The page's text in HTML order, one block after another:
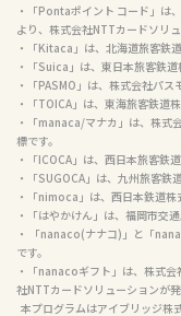
・「Pontaポイント コード」は
より、株式会社NTTカードソリ
・「Kitaca」は、北海道旅客鉄
・「Suica」は、東日本旅客鉄道
・「PASMO」は、株式会社パス
・「TOICA」は、東海旅客鉄道
・「manaca/マナカ」は、株式
標です。
・「ICOCA」は、西日本旅客鉄
・「SUGOCA」は、九州旅客鉄
・「nimoca」は、西日本鉄道株
・「はやかけん」は、福岡市交
・ 「nanaco(ナナコ)」と「
です。
・「nanacoギフト」は、株式
社NTTカードソリューションが